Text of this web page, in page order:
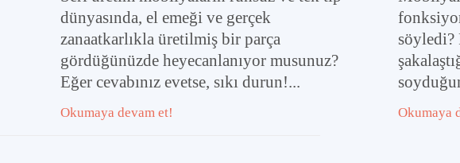
dünyasında, el emeği ve gerçek
zanaatkarlıkla üretilmiş bir parça
gördüğünüzde heyecanlanıyor musunuz?
Eğer cevabınız evetse, sıkı durun!...
Okumaya devam et!
söyledi?
Okumaya